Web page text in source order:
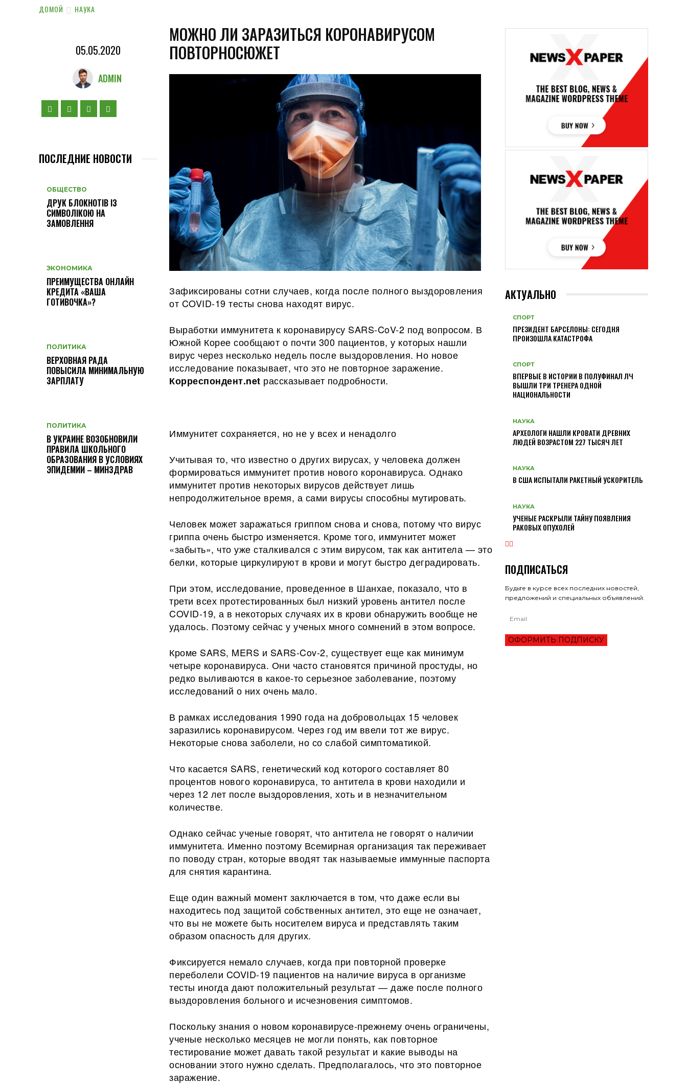
ДОМОЙ НАУКА
05.05.2020
ADMIN
ПОСЛЕДНИЕ НОВОСТИ
ОБЩЕСТВО
ДРУК БЛОКНОТІВ ІЗ
СИМВОЛІКОЮ НА
ЗАМОВЛЕННЯ
ЭКОНОМИКА
ПРЕИМУЩЕСТВА ОНЛАЙН
КРЕДИТА «ВАША
ГОТИВОЧКА»?
ПОЛИТИКА
ВЕРХОВНАЯ РАДА
ПОВЫСИЛА МИНИМАЛЬНУЮ
ЗАРПЛАТУ
ПОЛИТИКА
В УКРАИНЕ ВОЗОБНОВИЛИ
ПРАВИЛА ШКОЛЬНОГО
ОБРАЗОВАНИЯ В УСЛОВИЯХ
ЭПИДЕМИИ – МИНЗДРАВ
МОЖНО ЛИ ЗАРАЗИТЬСЯ КОРОНАВИРУСОМ
ПОВТОРНОСЮЖЕТ
Зафиксированы сотни случаев, когда после полного выздоровления
от COVID-19 тесты снова находят вирус.
Выработки иммунитета к коронавирусу SARS-CoV-2 под вопросом. В
Южной Корее сообщают о почти 300 пациентов, у которых нашли
вирус через несколько недель после выздоровления. Но новое
исследование показывает, что это не повторное заражение.
Корреспондент.net рассказывает подробности.
Иммунитет сохраняется, но не у всех и ненадолго
Учитывая то, что известно о других вирусах, у человека должен
формироваться иммунитет против нового коронавируса. Однако
иммунитет против некоторых вирусов действует лишь
непродолжительное время, а сами вирусы способны мутировать.
Человек может заражаться гриппом снова и снова, потому что вирус
гриппа очень быстро изменяется. Кроме того, иммунитет может
«забыть», что уже сталкивался с этим вирусом, так как антитела — это
белки, которые циркулируют в крови и могут быстро деградировать.
При этом, исследование, проведенное в Шанхае, показало, что в
трети всех протестированных был низкий уровень антител после
COVID-19, а в некоторых случаях их в крови обнаружить вообще не
удалось. Поэтому сейчас у ученых много сомнений в этом вопросе.
Кроме SARS, MERS и SARS-Cov-2, существует еще как минимум
четыре коронавируса. Они часто становятся причиной простуды, но
редко выливаются в какое-то серьезное заболевание, поэтому
исследований о них очень мало.
В рамках исследования 1990 года на добровольцах 15 человек
заразились коронавирусом. Через год им ввели тот же вирус.
Некоторые снова заболели, но со слабой симптоматикой.
Что касается SARS, генетический код которого составляет 80
процентов нового коронавируса, то антитела в крови находили и
через 12 лет после выздоровления, хоть и в незначительном
количестве.
Однако сейчас ученые говорят, что антитела не говорят о наличии
иммунитета. Именно поэтому Всемирная организация так переживает
по поводу стран, которые вводят так называемые иммунные паспорта
для снятия карантина.
Еще один важный момент заключается в том, что даже если вы
находитесь под защитой собственных антител, это еще не означает,
что вы не можете быть носителем вируса и представлять таким
образом опасность для других.
Фиксируется немало случаев, когда при повторной проверке
переболели COVID-19 пациентов на наличие вируса в организме
тесты иногда дают положительный результат — даже после полного
выздоровления больного и исчезновения симптомов.
Поскольку знания о новом коронавирусе-прежнему очень ограничены,
ученые несколько месяцев не могли понять, как повторное
тестирование может давать такой результат и какие выводы на
основании этого нужно сделать. Предполагалось, что это повторное
заражение.
АКТУАЛЬНО
СПОРТ
ПРЕЗИДЕНТ БАРСЕЛОНЫ: СЕГОДНЯ
ПРОИЗОШЛА КАТАСТРОФА
СПОРТ
ВПЕРВЫЕ В ИСТОРИИ В ПОЛУФИНАЛ ЛЧ
ВЫШЛИ ТРИ ТРЕНЕРА ОДНОЙ
НАЦИОНАЛЬНОСТИ
НАУКА
АРХЕОЛОГИ НАШЛИ КРОВАТИ ДРЕВНИХ
ЛЮДЕЙ ВОЗРАСТОМ 227 ТЫСЯЧ ЛЕТ
НАУКА
В США ИСПЫТАЛИ РАКЕТНЫЙ УСКОРИТЕЛЬ
НАУКА
УЧЕНЫЕ РАСКРЫЛИ ТАЙНУ ПОЯВЛЕНИЯ
РАКОВЫХ ОПУХОЛЕЙ
ПОДПИСАТЬСЯ
Будьте в курсе всех последних новостей,
предложений и специальных объявлений.
ОФОРМИТЬ ПОДПИСКУ